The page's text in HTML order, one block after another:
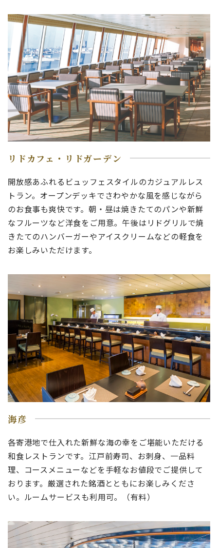
リドカフェ・リドガーデン
開放感あふれるビュッフェスタイルのカジュアルレス
トラン。オープンデッキでさわやかな風を感じながら
のお食事も爽快です。朝・昼は焼きたてのパンや新鮮
なフルーツなど洋食をご用意。午後はリドグリルで焼
きたてのハンバーガーやアイスクリームなどの軽食を
お楽しみいただけます。
海彦
各寄港地で仕入れた新鮮な海の幸をご堪能いただける
和食レストランです。江戸前寿司、お刺身、一品料
理、コースメニューなどを手軽なお値段でご提供して
おります。厳選された銘酒とともにお楽しみくださ
い。ルームサービスも利用可。（有料）